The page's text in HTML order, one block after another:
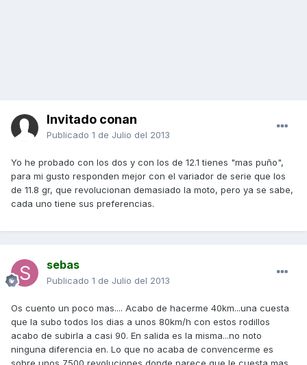
Invitado conan
Publicado 1 de Julio del 2013
Yo he probado con los dos y con los de 12.1 tienes "mas puño",
para mi gusto responden mejor con el variador de serie que los
de 11.8 gr, que revolucionan demasiado la moto, pero ya se sabe,
cada uno tiene sus preferencias.
sebas
Publicado 1 de Julio del 2013
Os cuento un poco mas.... Acabo de hacerme 40km...una cuesta
que la subo todos los dias a unos 80km/h con estos rodillos
acabo de subirla a casi 90. En salida es la misma...no noto
ninguna diferencia en. Lo que no acaba de convencerme es